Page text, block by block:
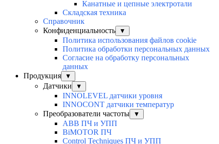
Канатные и цепные электротали
Складская техника
Справочник
Конфиденциальность
▼
Политика использования файлов cookie
Политика обработки персональных данных
Согласие на обработку персональных
данных
Продукция
▼
Датчики ▼
INNOLEVEL датчики уровня
INNOCONT датчики температур
Преобразователи частоты
▼
ABB ПЧ и УПП
BiMOTOR ПЧ
Control Techniques ПЧ и УПП